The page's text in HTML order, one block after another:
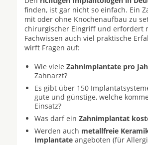
finden, ist gar nicht so einfach. Ein
mit oder ohne Knochenaufbau zu
chirurgischer Eingriff und erfordert
Fachwissen auch viel praktische
wirft Fragen auf:
Wie viele Zahnimplantate pro
Zahnarzt?
Es gibt über 150
gute und günstige, welche
Einsatz?
Was darf ein Zahnimplantat
Werden auch metallfreie
Implantate angeboten (für